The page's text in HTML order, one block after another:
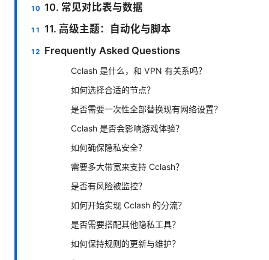
10. 常见对比表与数据
11. 高级主题：自动化与脚本
Frequently Asked Questions
Cclash 是什么，和 VPN 有关系吗？
如何选择合适的节点？
是否需要一次性全部替换现有网络设置？
Cclash 是否会影响游戏体验？
如何确保隐私安全？
需要多大带宽来支持 Cclash？
是否有风险被监控？
如何开始实现 Cclash 的分流？
是否需要搭配其他隐私工具？
如何保持规则的更新与维护？